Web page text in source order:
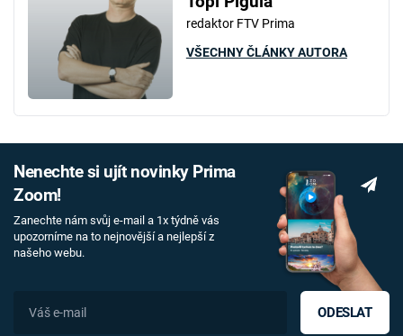
redaktor FTV Prima
VŠECHNY ČLÁNKY AUTORA
Nenechte si ujít novinky Prima
Zoom!
Zanechte nám svůj e-mail a 1x týdně vás
upozorníme na to nejnovější a nejlepší z
našeho webu.
ODESLAT